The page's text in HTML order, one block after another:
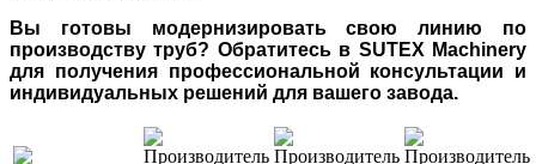
Вы готовы модернизировать свою линию по
производству труб? Обратитесь в SUTEX Machinery
для получения профессиональной консультации и
индивидуальных решений для вашего завода.